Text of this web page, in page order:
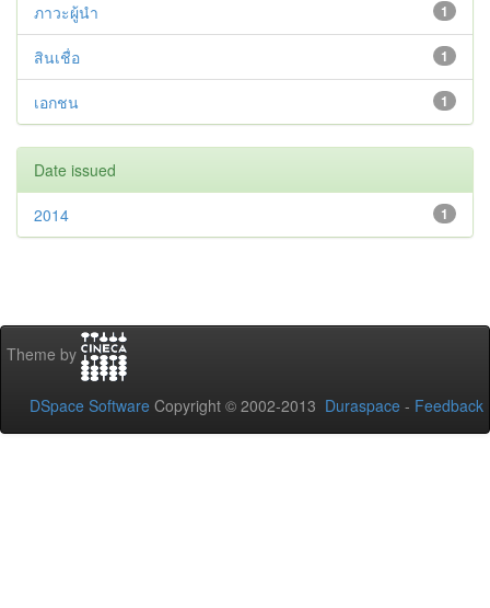
1
ภาวะผู้นำ
1
สินเชื่อ
1
เอกชน
Date issued
1
2014
Theme by
DSpace Software Copyright © 2002-2013 Duraspace - Feedback